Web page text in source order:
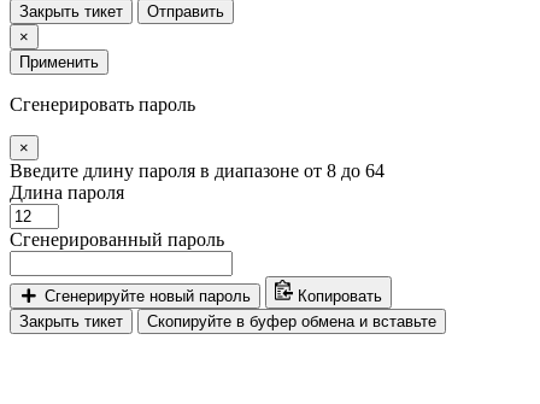
Закрыть тикет
Отправить
×
Применить
Сгенерировать пароль
×
Введите длину пароля в диапазоне от 8 до 64
Длина пароля
Сгенерированный пароль
Сгенерируйте новый пароль
Копировать
Закрыть тикет
Скопируйте в буфер обмена и вставьте